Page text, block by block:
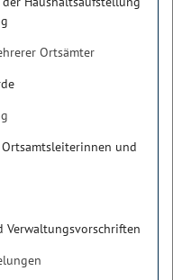
Ortsämter
und
Verwaltungsvorschriften